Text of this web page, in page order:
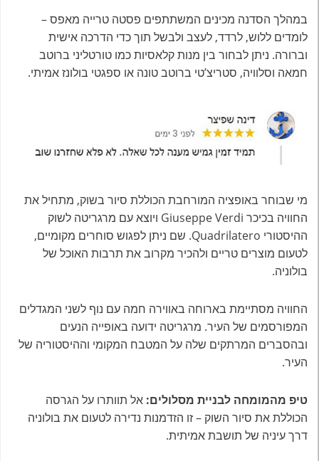
במהלך הסדנה מכינים המשתתפים פסטה טרייה מאפס –
לומדים ללוש, לרדד, לעצב ולבשל תוך כדי הדרכה אישית
וברורה. ניתן לבחור בין מנות קלאסיות כמו טורטליני ברוטב
חמאה וסלוויה, סטריצ’טי ברוטב טונה או ספגטי בולונז אמיתי.
מי שבוחר באופציה המורחבת הכוללת סיור בשוק, מתחיל את
החוויה בכיכר Giuseppe Verdi ויוצא עם מרגריטה לשוק
ההיסטורי Quadrilatero. שם ניתן לפגוש סוחרים מקומיים,
לטעום מוצרים טריים ולהכיר מקרוב את תרבות האוכל של
בולוניה.
החוויה מסתיימת בארוחה באווירה חמה עם נוף לשני המגדלים
המפורסמים של העיר. מרגריטה ידועה באופייה הנעים
ובהסברים המרתקים שלה על המטבח המקומי וההיסטוריה של
העיר.
טיפ מהמומחה לבניית מסלולים: אל תוותרו על הגרסה
הכוללת את סיור השוק – זו הזדמנות נדירה לטעום את בולוניה
דרך עיניה של תושבת אמיתית.